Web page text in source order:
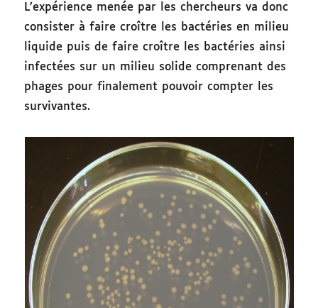
L’expérience menée par les chercheurs va donc
consister à faire croître les bactéries en milieu
liquide puis de faire croître les bactéries ainsi
infectées sur un milieu solide comprenant des
phages pour finalement pouvoir compter les
survivantes.